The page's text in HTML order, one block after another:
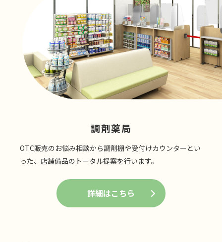
調剤薬局
OTC販売のお悩み相談から調剤棚や受付けカウンターとい
った、店舗備品のトータル提案を行います。
詳細はこちら